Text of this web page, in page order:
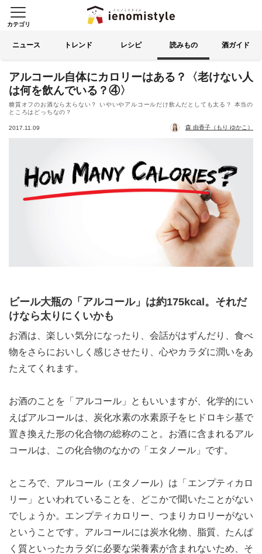
イエノミスタイル 家飲みを楽
カテゴリ
る
ニュース トレンド レシピ 読みもの 酒ガイド
アルコール自体にカロリーはある？〈老けない人
は何を飲んでいる？④〉
糖質オフのお酒なら太らない？ いやいやアルコールだけ飲んだとしても太る？ 本当の
ところはどっちなの？
2017.11.09 森 由香子（もり ゆかこ）
ビール大瓶の「アルコール」は約175kcal。それだ
けなら太りにくいかも
お酒は、楽しい気分になったり、会話がはずんだり、食べ
物をさらにおいしく感じさせたり、心やカラダに潤いをあ
たえてくれます。
お酒のことを「アルコール」ともいいますが、化学的にい
えばアルコールは、炭化水素の水素原子をヒドロキシ基で
置き換えた形の化合物の総称のこと。お酒に含まれるアル
コールは、この化合物のなかの「エタノール」です。
ところで、アルコール（エタノール）は「エンプティカロ
リー」といわれていることを、どこかで聞いたことがない
でしょうか。エンプティカロリー、つまりカロリーがない
ということです。アルコールには炭水化物、脂質、たんぱ
く質といったカラダに必要な栄養素が含まれないため、そ